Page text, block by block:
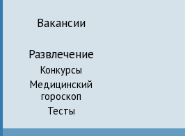
Вакансии
Развлечение
Конкурсы
Медицинский
гороскоп
Тесты